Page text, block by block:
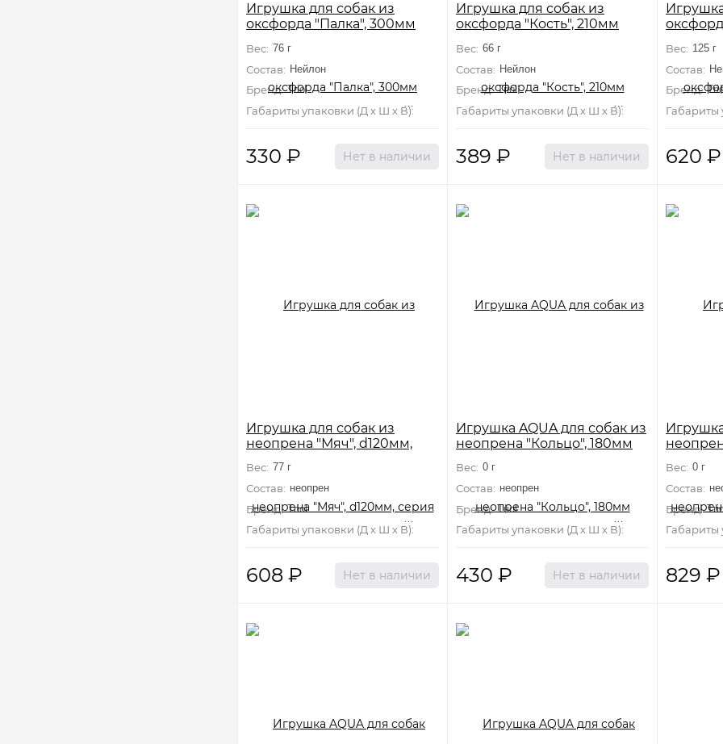
Игрушка для собак из
оксфорда "Палка", 300мм
Вес: 76 г
Состав: Нейлон
Бренд: Triol
Габариты упаковки (Д х Ш х В): 300 мм×50 мм×10 мм
330 ₽ Нет в наличии
Игрушка для собак из
оксфорда "Кость", 210мм
Вес: 66 г
Состав: Нейлон
Бренд: Triol
Габариты упаковки (Д х Ш х В): 210 мм×110
389 ₽ Нет в наличии
Вес: 125 г
Состав:
Бренд:
Габариты
620 ₽
Игрушка для собак из
неопрена "Мяч", d120мм,
Вес: 77 г
Состав: неопрен
Бренд: Triol
Габариты упаковки (Д х Ш х В): 120 мм×120 мм×120 мм
608 ₽ Нет в наличии
Игрушка AQUA для собак из
неопрена "Кольцо", 180мм
Вес: 0 г
Состав: неопрен
Бренд: Triol
Габариты упаковки (Д х Ш х В): 0 мм×0 мм×0 мм
430 ₽ Нет в наличии
Вес: 0 г
Состав:
Бренд:
Габариты
829 ₽